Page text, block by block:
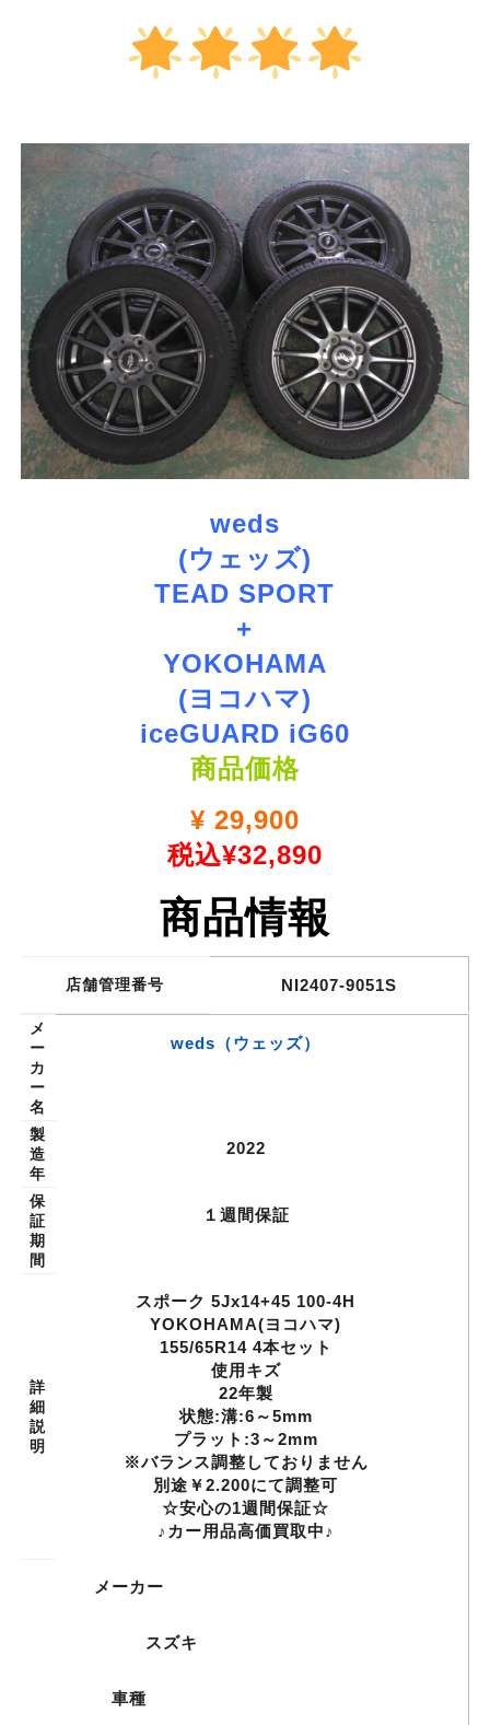
weds
(ウェッズ)
TEAD SPORT
+
YOKOHAMA
(ヨコハマ)
iceGUARD iG60
商品価格
¥ 29,900
税込¥32,890
商品情報
店舗管理番号 NI2407-9051S
メ
ー
カ
ー
名
weds（ウェッズ）
製
造
年
2022
保
証
期
間
１週間保証
詳
細
説
明
スポーク 5Jx14+45 100-4H
YOKOHAMA(ヨコハマ)
155/65R14 4本セット
使用キズ
22年製
状態:溝:6～5mm
プラット:3～2mm
※バランス調整しておりません
別途￥2.200にて調整可
☆安心の1週間保証☆
♪カー用品高価買取中♪
メーカー
スズキ
車種